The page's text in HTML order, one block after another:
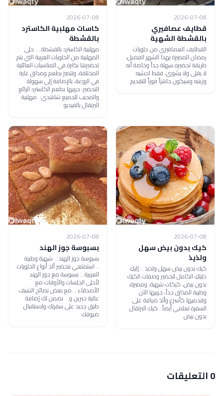
2026-07-08
قطايف عصافيري
بالقشطة الشهية
القطايف العصافيري من حلويات
رمضان المميزة بهذا الشهر الفضيل،
طريقة تحضيره سهلة جداً وخاصة أنه
لا يقلى ولا يشوى، فقط احشيه
وزينيه وسيكون جاهزاً فوراً للتقديم
2026-07-08
كاسات مهلبية الكاسترد
بالقشطة
مهلبية الكاسترد بالقشطة ... حلى
المهلبية من الحلويات العربية التي يتم
تحضيرها بكثرة في المناسبات العائلية
المختلفة، وتتميز بطعم ومذاق غاية
في الروعة، بالإضافة إلى سهولة
التحضير، جربيها بطعم الكاسترد الرائع
والمحبب للجميع شاهدي: مهلبية
البرتقال بالفيديو
2026-07-08
كيك بدون بيض سهل
ولذيذ
كيك بدون بيض سهل ولذيذ .. إليكِ
دليلكِ الكامل لتحضير وصفات الكيك
بدون بيض، كيكات شهية، ومميزة،
وطيبة المذاق جداً، جربيها الآن
وقدميها كأسرع وألذ ضيافة على
السفرة تعلمي أيضاً: كيك البرتقال
بدون بيض
2026-07-08
بسبوسة جوز الهند
بسبوسة جوز الهند .. شهية وطيبة
.. استمتعي بتحضير ألذ أنواع الحلويات
العربية .. بسبوسة مع جوز الهند
لأحلى الجلسات والأوقات مع
الأصدقاء .. مع بعض نصائح الشيف
عالية جبرين و.. نضمن لك إضافة
طبق جديد على سفرتك ولاستقبال
ضيوفك
0 التعليقات